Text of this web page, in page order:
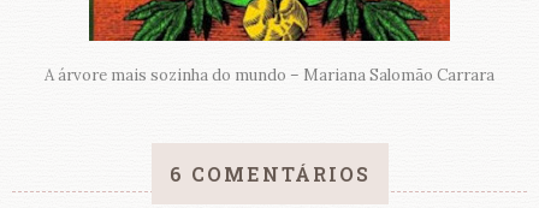
A árvore mais sozinha do mundo – Mariana Salomão Carrara
6 COMENTÁRIOS